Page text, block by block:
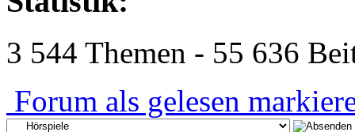
3 544 Themen - 55 636
Forum als gelesen